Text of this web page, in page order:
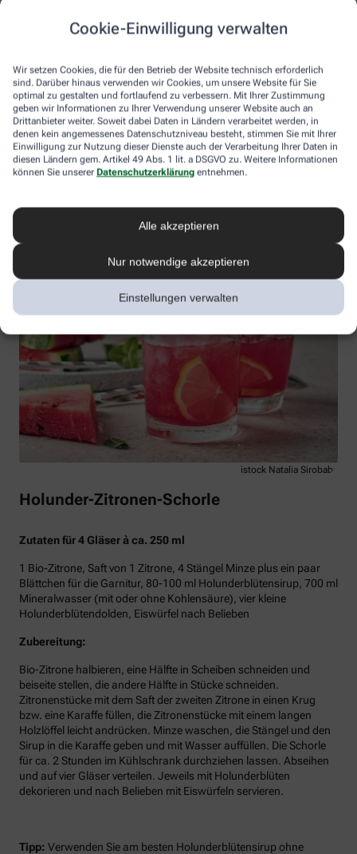
Cookie-Einwilligung verwalten
Wir setzen Cookies, die für den Betrieb der Website technisch erforderlich
sind. Darüber hinaus verwenden wir Cookies, um unsere Website für Sie
optimal zu gestalten und fortlaufend zu verbessern. Mit Ihrer Zustimmung
geben wir Informationen zu Ihrer Verwendung unserer Website auch an
Drittanbieter weiter. Soweit dabei Daten in Ländern verarbeitet werden, in
denen kein angemessenes Datenschutzniveau besteht, stimmen Sie mit Ihrer
Einwilligung zur Nutzung dieser Dienste auch der Verarbeitung Ihrer Daten in
diesen Ländern gem. Artikel 49 Abs. 1 lit. a DSGVO zu. Weitere Informationen
können Sie unserer Datenschutzerklärung entnehmen.
Alle akzeptieren
Nur notwendige akzeptieren
Einstellungen verwalten
halbieren, Saft der Limetten und einer halben Zitrone auspressen,
restliche Zitrone in feine Scheiben schneiden, Scheiben vierteln
Zitrusfrüchte und ca. 3 EL Crushed Ice in einen Mixer geben und
fein pürieren. Das Melonenpüree mit dem Agavendicksaft süßen
und auf die Gläser verteilen. Mit Mineralwasser und reichlich Eis
auffüllen. Mit Minze anrichten und sofort servieren.
Tipp:Statt der roten Wassermelone kann auch eine gelbe Sorte
verwendet werden. Auch reife Charentais-Melonen eignen sich für
die Limonade, dann aber lieber Mineralwasser ohne Kohlensäure
istock Natalia Sirobaba
Holunder-Zitronen-Schorle
Zutaten für 4 Gläser à ca. 250 ml
1 Bio-Zitrone, Saft von 1 Zitrone, 4 Stängel Minze plus ein paar
Blättchen für die Garnitur, 80-100 ml Holunderblütensirup, 700 ml
Mineralwasser (mit oder ohne Kohlensäure), vier kleine
Holunderblütendolden, Eiswürfel nach Belieben
Zubereitung:
Bio-Zitrone halbieren, eine Hälfte in Scheiben schneiden und
beiseite stellen, die andere Hälfte in Stücke schneiden.
Zitronenstücke mit dem Saft der zweiten Zitrone in einen Krug
bzw. eine Karaffe füllen, die Zitronenstücke mit einem langen
Holzlöffel leicht andrücken. Minze waschen, die Stängel und den
Sirup in die Karaffe geben und mit Wasser auffüllen. Die Schorle
für ca. 2 Stunden im Kühlschrank durchziehen lassen. Abseihen
und auf vier Gläser verteilen. Jeweils mit Holunderblüten
dekorieren und nach Belieben mit Eiswürfeln servieren.
Tipp: Verwenden Sie am besten Holunderblütensirup ohne